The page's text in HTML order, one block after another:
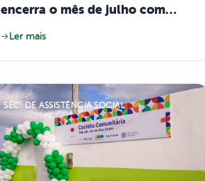
encerra o mês de julho com
em dia
Ler mais
SEC. DE ASSISTÊNCIA SOCIAL